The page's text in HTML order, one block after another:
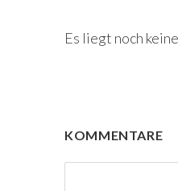
Es liegt noch
KOMMENTARE